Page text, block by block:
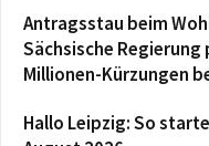
Antragsstau beim
Sächsische
Millionen-Kürzungen
Hallo Leipzig: So